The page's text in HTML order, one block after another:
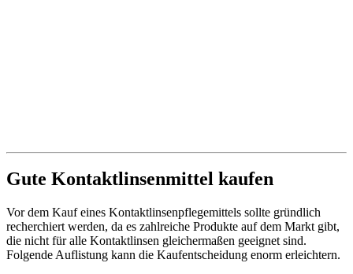
Gute Kontaktlinsenmittel kaufen
Vor dem Kauf eines Kontaktlinsenpflegemittels sollte gründlich
recherchiert werden, da es zahlreiche Produkte auf dem Markt gibt,
die nicht für alle Kontaktlinsen gleichermaßen geeignet sind.
Folgende Auflistung kann die Kaufentscheidung enorm erleichtern.